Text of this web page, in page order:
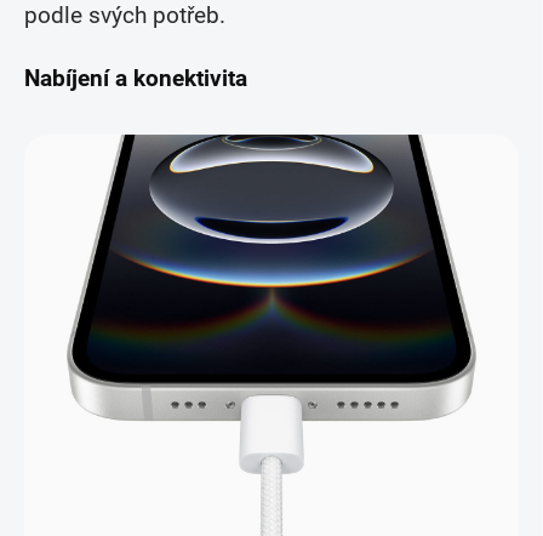
podle svých potřeb.
Nabíjení a konektivita